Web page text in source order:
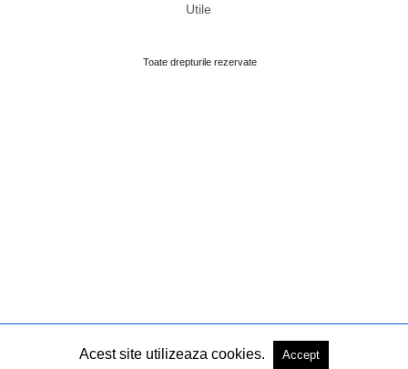
Utile
Toate drepturile rezervate
Acest site utilizeaza cookies. Accept